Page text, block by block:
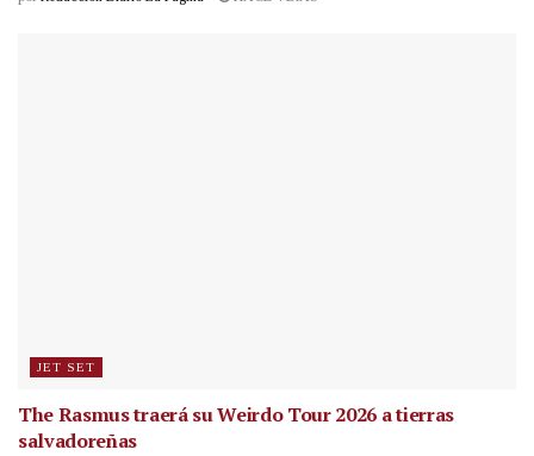
JET SET
The Rasmus traerá su Weirdo Tour 2026 a tierras
salvadoreñas